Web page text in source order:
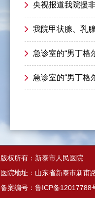
央视报道我院援
我院甲状腺、乳
急诊室的“男丁格
急诊室的“男丁格
版权所有：新泰市人民医院
医院地址：山东省新泰市新甫
备案编号： 鲁ICP备12017788